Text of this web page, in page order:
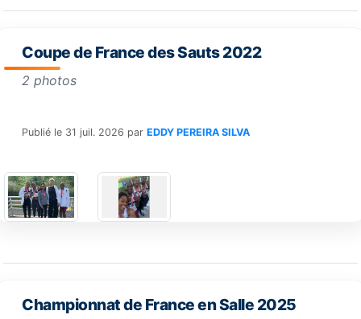
Coupe de France des Sauts 2022
2 photos
Publié le 31 juil. 2026 par EDDY PEREIRA SILVA
Championnat de France en Salle 2025